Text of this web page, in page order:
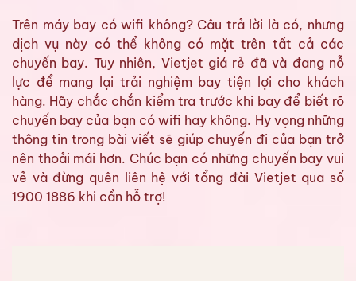
Trên máy bay có wifi không? Câu trả lời là có, nhưng
dịch vụ này có thể không có mặt trên tất cả các
chuyến bay. Tuy nhiên, Vietjet giá rẻ đã và đang nỗ
lực để mang lại trải nghiệm bay tiện lợi cho khách
hàng. Hãy chắc chắn kiểm tra trước khi bay để biết rõ
chuyến bay của bạn có wifi hay không. Hy vọng những
thông tin trong bài viết sẽ giúp chuyến đi của bạn trở
nên thoải mái hơn. Chúc bạn có những chuyến bay vui
vẻ và đừng quên liên hệ với tổng đài Vietjet qua số
1900 1886 khi cần hỗ trợ!